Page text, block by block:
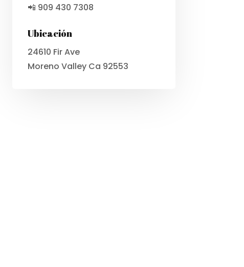
📲 909 430 7308
Ubicación
24610 Fir Ave
Moreno Valley Ca 92553